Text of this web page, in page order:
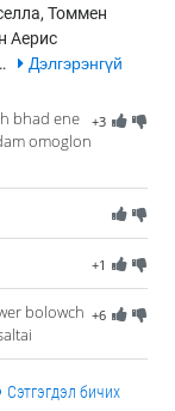
Томмен
Аерис
Дэлгэрэнгүй
+3
bhad ene
omoglon
+1
+6
bolowch
Сэтгэгдэл бичих